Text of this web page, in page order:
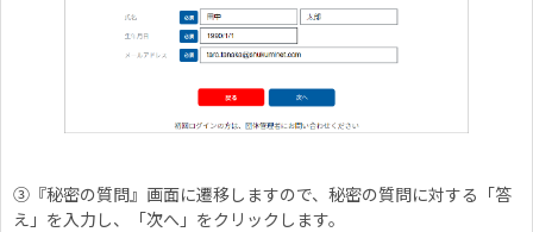
③『秘密の質問』画面に遷移しますので、秘密の質問に対する「答
え」を入力し、「次へ」をクリックします。